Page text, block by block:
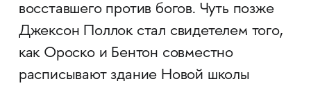
восставшего против богов. Чуть позже
Джексон Поллок стал свидетелем того,
как Ороско и Бентон совместно
расписывают здание Новой школы